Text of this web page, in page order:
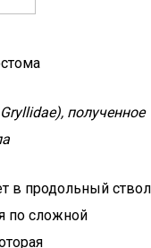
полученное
в продольный ствол
по сложной